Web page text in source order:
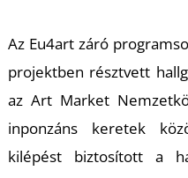
Az Eu4art záró
projektben résztvett
az Art Market
inponzáns keretek
kilépést biztosított a